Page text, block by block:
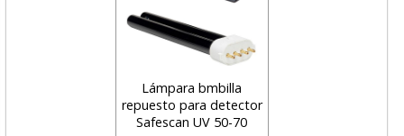
Lámpara bmbilla
repuesto para detector
Safescan UV 50-70